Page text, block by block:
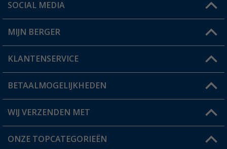
Een vraag?
Winkel vinden
SOCIAL MEDIA
MIJN BERGER
Mijn account
Status bestelling
Verlanglijstje
KLANTENSERVICE
FAQ & Contact
Verzendinformatie
BETAALMOGELIJKHEDEN
WIJ VERZENDEN MET
ONZE TOPCATEGORIEËN